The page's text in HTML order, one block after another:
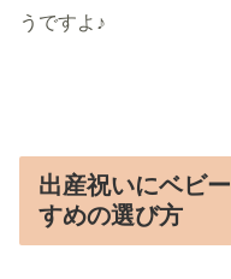
うですよ♪
出産祝いにベビ
すめの選び方